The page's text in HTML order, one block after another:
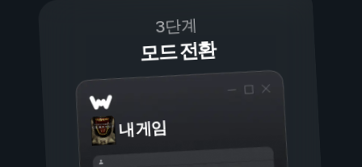
3단계
모드 전환
내 게임